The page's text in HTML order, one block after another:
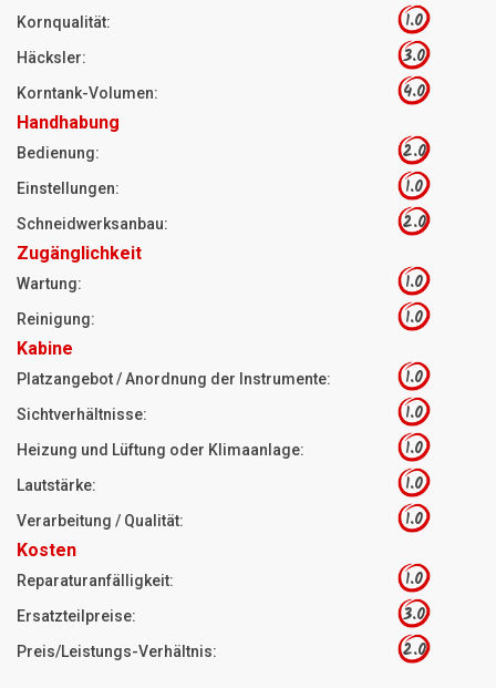
Kornqualität: 1.0
Häcksler: 3.0
Korntank-Volumen: 4.0
Handhabung
Bedienung: 2.0
Einstellungen: 1.0
Schneidwerksanbau: 2.0
Zugänglichkeit
Wartung: 1.0
Reinigung: 1.0
Kabine
Platzangebot / Anordnung der Instrumente: 1.0
Sichtverhältnisse: 1.0
Heizung und Lüftung oder Klimaanlage: 1.0
Lautstärke: 1.0
Verarbeitung / Qualität: 1.0
Kosten
Reparaturanfälligkeit: 1.0
Ersatzteilpreise: 3.0
Preis/Leistungs-Verhältnis: 2.0